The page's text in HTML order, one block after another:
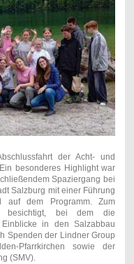
der Acht- und
besonderes Highlight war
Spaziergang bei
Salzburg mit einer Führung
auf dem Programm. Zum
besichtigt, bei dem die
in den Salzabbau
Spenden der Lindner Group
Pfarrkirchen sowie der
(SMV).